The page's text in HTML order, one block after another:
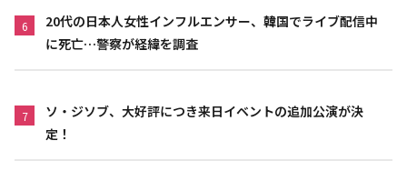
6
20代の日本人女性インフルエンサー、韓国でライブ配信中
に死亡…警察が経緯を調査
7
ソ・ジソブ、大好評につき来日イベントの追加公演が決
定！